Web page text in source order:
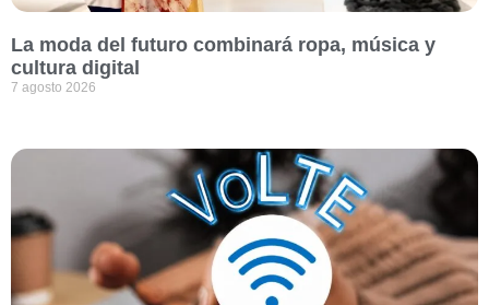
La moda del futuro combinará ropa, música y
cultura digital
7 agosto 2026